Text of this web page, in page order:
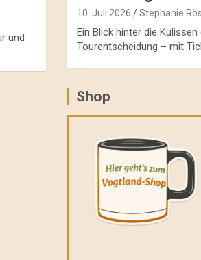
und
10. Juli 2026 Stephanie
Ein Blick hinter die
Tourentscheidung – mit
Shop